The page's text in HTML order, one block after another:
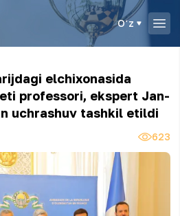
Oʻz
elchixonasida
professori, ekspert Jan-
uchrashuv tashkil etildi
623